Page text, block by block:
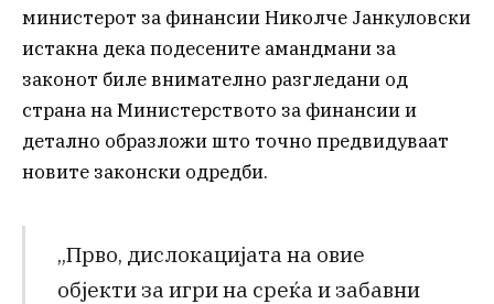
министерот за финансии Николче Јанкуловски
истакна дека подесените амандмани за
законот биле внимателно разгледани од
страна на Министерството за финансии и
детално образложи што точно предвидуваат
новите законски одредби.
„Прво, дислокацијата на овие
објекти за игри на среќа и забавни